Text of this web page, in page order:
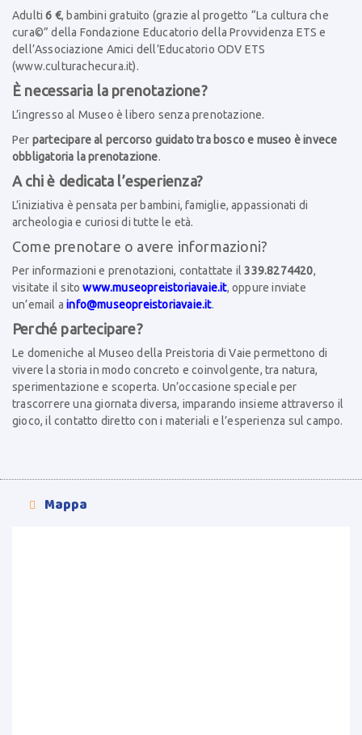
Adulti6 €, bambini gratuito (grazie al progetto “La cultura che
cura©” della Fondazione Educatorio della Provvidenza ETS e
dell’Associazione Amici dell’Educatorio ODV ETS
(www.culturachecura.it).
È necessaria la prenotazione?
L’ingresso al Museo è libero senza prenotazione.
Per partecipare al percorso guidato tra bosco e museo è invece
obbligatoria la prenotazione.
A chi è dedicata l’esperienza?
L’iniziativa è pensata per bambini, famiglie, appassionati di
archeologia e curiosi di tutte le età.
Come prenotare o avere informazioni?
Per informazioni e prenotazioni, contattate il339.8274420,
visitate il sitowww.museopreistoriavaie.it, oppure inviate
un’email ainfo@museopreistoriavaie.it.
Perché partecipare?
Le domeniche al Museo della Preistoria di Vaie permettono di
vivere la storia in modo concreto e coinvolgente, tra natura,
sperimentazione e scoperta. Un’occasione speciale per
trascorrere una giornata diversa, imparando insieme attraverso il
gioco, il contatto diretto con i materiali e l’esperienza sul campo.
 Mappa